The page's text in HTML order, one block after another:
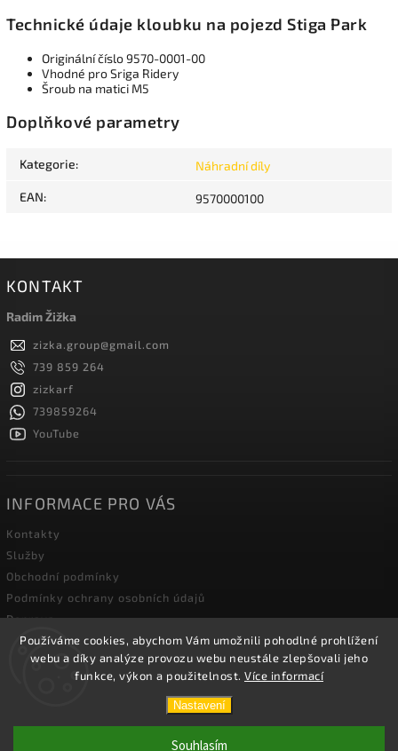
Používáme cookies, abychom Vám umožnili pohodlné prohlížení
webu a díky analýze provozu webu neustále zlepšovali jeho
funkce, výkon a použitelnost. Více informací
Nastavení
Souhlasím
Technické údaje kloubku na pojezd Stiga Park
Originální číslo 9570-0001-00
Vhodné pro Sriga Ridery
Šroub na matici M5
Doplňkové parametry
Kategorie: Náhradní díly
EAN: 9570000100
KONTAKT
Radim Žižka
zizka.group@gmail.com
739 859 264
zizkarf
739859264
YouTube
INFORMACE PRO VÁS
Kontakty
Služby
Obchodní podmínky
Podmínky ochrany osobních údajů
Doprava
Blog zahradní techniky
Žižka R&F s.r.o.. Všechna práva vyhrazena.
Shoptet| DesignShoptak.cz.